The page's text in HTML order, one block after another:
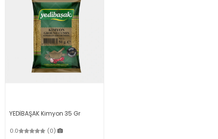
YEDİBAŞAK Kimyon 35 Gr
0.0 (0)